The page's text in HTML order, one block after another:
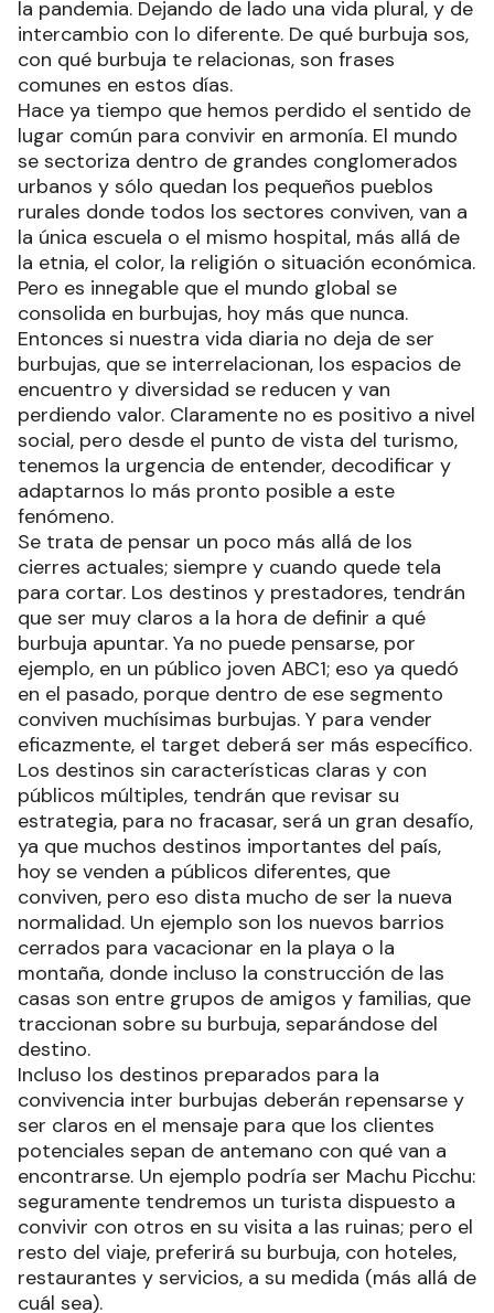
la pandemia. Dejando de lado una vida plural, y de
intercambio con lo diferente. De qué burbuja sos,
con qué burbuja te relacionas, son frases
comunes en estos días.
Hace ya tiempo que hemos perdido el sentido de
lugar común para convivir en armonía. El mundo
se sectoriza dentro de grandes conglomerados
urbanos y sólo quedan los pequeños pueblos
rurales donde todos los sectores conviven, van a
la única escuela o el mismo hospital, más allá de
la etnia, el color, la religión o situación económica.
Pero es innegable que el mundo global se
consolida en burbujas, hoy más que nunca.
Entonces si nuestra vida diaria no deja de ser
burbujas, que se interrelacionan, los espacios de
encuentro y diversidad se reducen y van
perdiendo valor. Claramente no es positivo a nivel
social, pero desde el punto de vista del turismo,
tenemos la urgencia de entender, decodificar y
adaptarnos lo más pronto posible a este
fenómeno.
Se trata de pensar un poco más allá de los
cierres actuales; siempre y cuando quede tela
para cortar. Los destinos y prestadores, tendrán
que ser muy claros a la hora de definir a qué
burbuja apuntar. Ya no puede pensarse, por
ejemplo, en un público joven ABC1; eso ya quedó
en el pasado, porque dentro de ese segmento
conviven muchísimas burbujas. Y para vender
eficazmente, el target deberá ser más específico.
Los destinos sin características claras y con
públicos múltiples, tendrán que revisar su
estrategia, para no fracasar, será un gran desafío,
ya que muchos destinos importantes del país,
hoy se venden a públicos diferentes, que
conviven, pero eso dista mucho de ser la nueva
normalidad. Un ejemplo son los nuevos barrios
cerrados para vacacionar en la playa o la
montaña, donde incluso la construcción de las
casas son entre grupos de amigos y familias, que
traccionan sobre su burbuja, separándose del
destino.
Incluso los destinos preparados para la
convivencia inter burbujas deberán repensarse y
ser claros en el mensaje para que los clientes
potenciales sepan de antemano con qué van a
encontrarse. Un ejemplo podría ser Machu Picchu:
seguramente tendremos un turista dispuesto a
convivir con otros en su visita a las ruinas; pero el
resto del viaje, preferirá su burbuja, con hoteles,
restaurantes y servicios, a su medida (más allá de
cuál sea).